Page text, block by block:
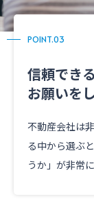
POINT.03
信頼でき
お願いを
不動産会社は
る中から選ぶ
うか」が非常